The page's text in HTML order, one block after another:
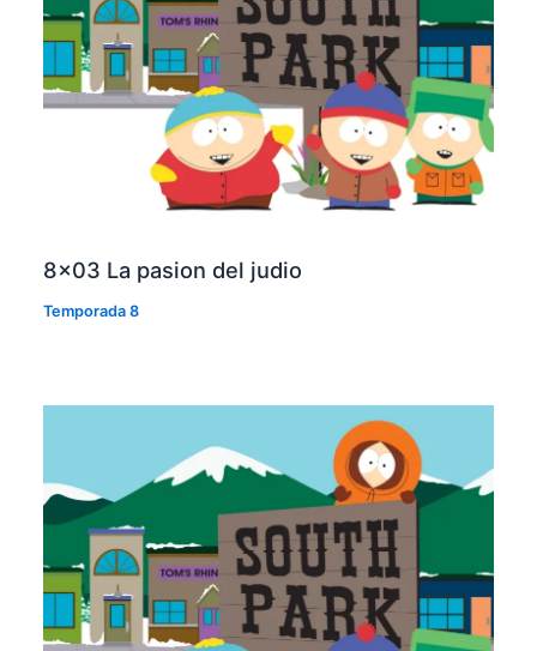
8×03 La pasion del judio
Temporada 8